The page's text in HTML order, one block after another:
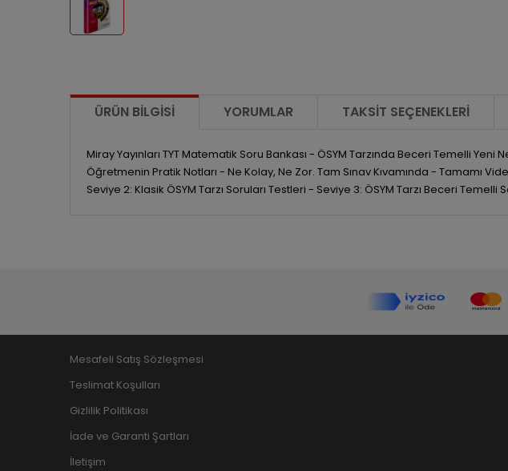
ÜRÜN BILGISI YORUMLAR TAKSIT SEÇENEKLERI
Miray Yayınları TYT Matematik Soru Bankası - ÖSYM Tarzında Beceri Temelli
Öğretmenin Pratik Notları - Ne Kolay, Ne Zor. Tam Sınav Kıvamında - Tamamı
Seviye 2: Klasik ÖSYM Tarzı Soruları Testleri - Seviye 3: ÖSYM Tarzı Beceri
Mesafeli Satış Sözleşmesi
Teslimat Koşulları
Gizlilik Politikası
İade ve Garanti Şartları
İletişim